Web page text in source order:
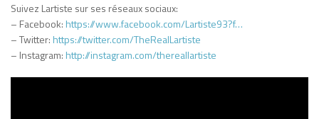
Suivez Lartiste sur ses réseaux sociaux:
– Facebook: https://www.facebook.com/Lartiste93?f…
– Twitter: https://twitter.com/TheRealLartiste
– Instagram: http://instagram.com/thereallartiste